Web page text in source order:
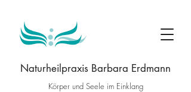
Körper und Seele im Einklang
Naturheilpraxis Barbara Erdmann